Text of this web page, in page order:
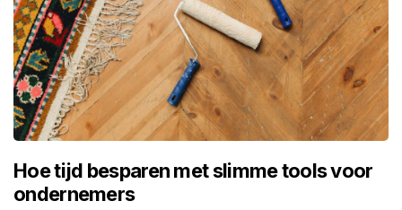
Hoe tijd besparen met slimme tools voor
ondernemers